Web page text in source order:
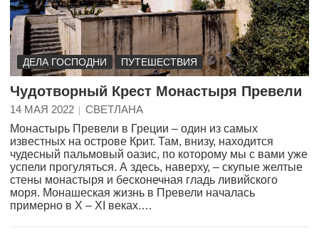
ДЕЛА ГОСПОДНИ ПУТЕШЕСТВИЯ
Чудотворный Крест Монастыря Превели
14 МАЯ 2022
СВЕТЛАНА
Монастырь Превели в Греции – один из самых
известных на острове Крит. Там, внизу, находится
чудесный пальмовый оазис, по которому мы с вами уже
успели прогуляться. А здесь, наверху, – скупые желтые
стены монастыря и бесконечная гладь ливийского
моря. Монашеская жизнь в Превели началась
примерно в X – XI веках.…